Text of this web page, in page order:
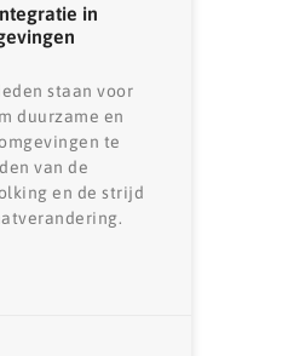
in
staan ​​voor
duurzame en
te
van de
en de strijd